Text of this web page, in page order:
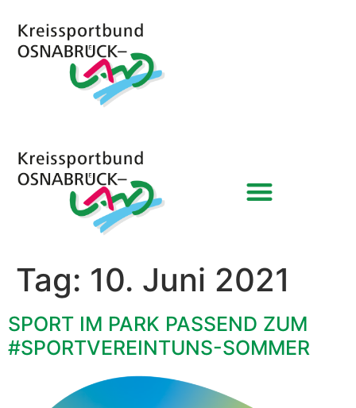
Tag: 10. Juni 2021
SPORT IM PARK PASSEND ZUM
#SPORTVEREINTUNS-SOMMER